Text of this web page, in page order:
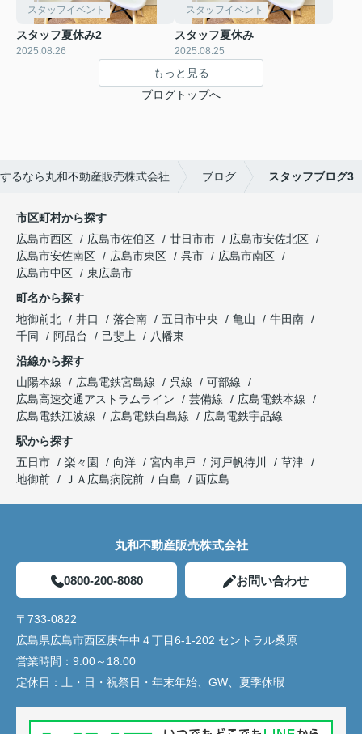
スタッフイベント
スタッフ夏休み2
2025.08.26
スタッフイベント
スタッフ夏休み
2025.08.25
もっと見る
ブログトップへ
るなら丸和不動産販売株式会社 ブログ スタッフブログ3
市区町村から探す
広島市西区
広島市佐伯区 廿日市市
広島市安佐北区
広島市安佐南区
広島市東区 呉市
広島市南区
広島市中区
東広島市
町名から探す
地御前北
井口 落合南 五日市中央 亀山
牛田南
千同
阿品台 己斐上
八幡東
沿線から探す
山陽本線
広島電鉄宮島線 呉線
可部線
広島高速交通アストラムライン
芸備線
広島電鉄本線
広島電鉄江波線
広島電鉄白島線
広島電鉄宇品線
駅から探す
五日市
楽々園 向洋 宮内串戸 河戸帆待川
草津
地御前
ＪＡ広島病院前 白島 西広島
丸和不動産販売株式会社
0800-200-8080 お問い合わせ
〒733-0822
広島県広島市西区庚午中４丁目6-1-202 セントラル桑原
営業時間： 9:00～18:00
定休日： 土・日・祝祭日・年末年始、GW、夏季休暇